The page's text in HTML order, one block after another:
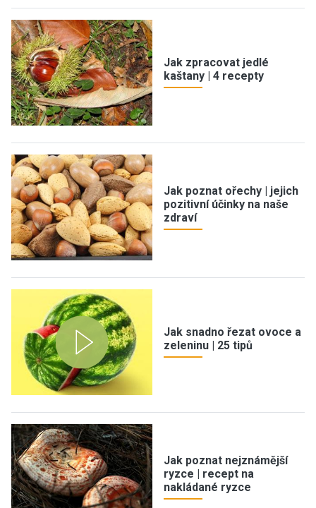
Jak zpracovat jedlé
kaštany | 4 recepty
Jak poznat ořechy | jejich
pozitivní účinky na naše
zdraví
Jak snadno řezat ovoce a
zeleninu | 25 tipů
Jak poznat nejznámější
ryzce | recept na
nakládané ryzce